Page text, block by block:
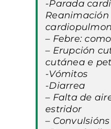
-Parada
Reanimación
– Febre:
– Erupción
cutánea e
-Vómitos
-Diarrea
– Falta de
estridor
– Convulsións